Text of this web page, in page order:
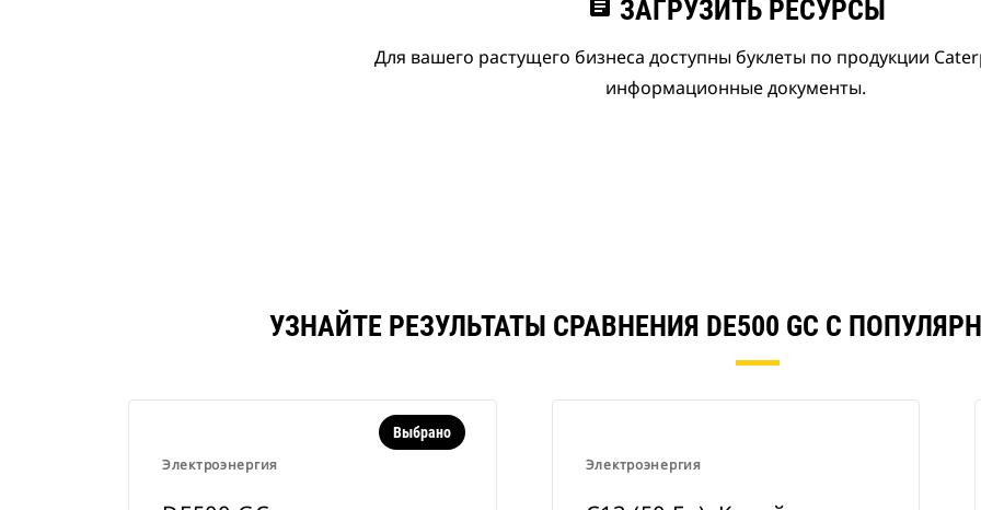
assignment ЗАГРУЗИТЬ РЕСУРСЫ
Для вашего растущего бизнеса доступны буклеты по продукции
информационные документы.
УЗНАЙТЕ РЕЗУЛЬТАТЫ СРАВНЕНИЯ DE500 GC С
Электроэнергия
Выбрано
Электроэнергия